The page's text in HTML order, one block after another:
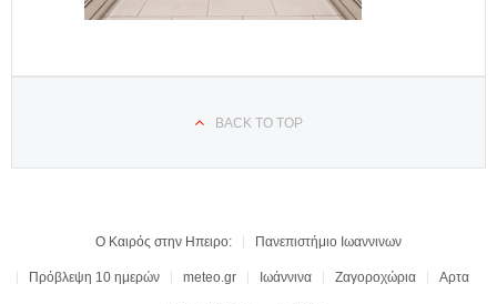
BACK TO TOP
Ο Καιρός στην Ηπειρο: Πανεπιστήμιο Ιωαννινων
Πρόβλεψη 10 ημερών meteo.gr Ιωάννινα Ζαγοροχώρια Αρτα